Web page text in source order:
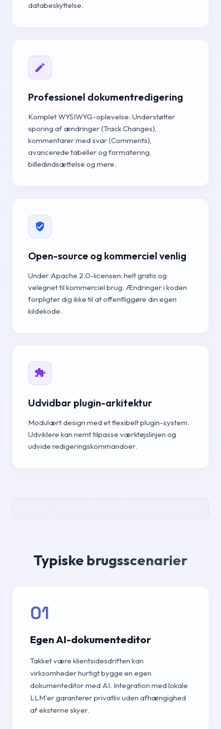
databeskyttelse.
Professionel dokumentredigering
Komplet WYSIWYG-oplevelse. Understøtter
sporing af ændringer (Track Changes),
kommentarer med svar (Comments),
avancerede tabeller og formatering,
billedindsættelse og mere.
Open-source og kommerciel venlig
Under Apache 2.0-licensen: helt gratis og
velegnet til kommerciel brug. Ændringer i koden
forpligter dig ikke til at offentliggøre din egen
kildekode.
Udvidbar plugin-arkitektur
Modulært design med et flexibelt plugin-system.
Udviklere kan nemt tilpasse værktøjslinjen og
udvide redigeringskommandoer.
Typiske brugsscenarier
01
Egen AI-dokumenteditor
Takket være klientsidesdriften kan
virksomheder hurtigt bygge en egen
dokumenteditor med AI. Integration med lokale
LLM'er garanterer privatliv uden afhængighed
af eksterne skyer.